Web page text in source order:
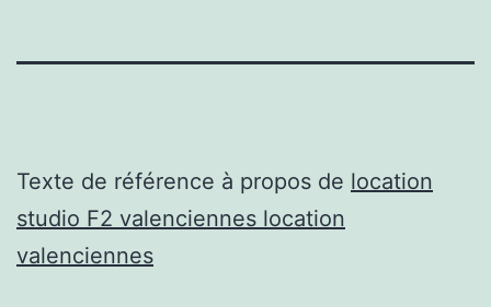
Texte de référence à propos de location
studio F2 valenciennes location
valenciennes